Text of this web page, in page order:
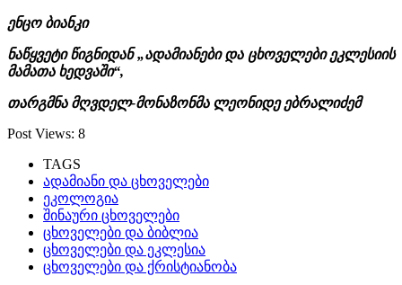
ენცო ბიანკი
ნაწყვეტი წიგნიდან „ადამიანები და ცხოველები ეკლესიის
მამათა ხედვაში“,
თარგმნა მღვდელ-მონაზონმა ლეონიდე ებრალიძემ
Post Views: 8
TAGS
ადამიანი და ცხოველები
ეკოლოგია
შინაური ცხოველები
ცხოველები და ბიბლია
ცხოველები და ეკლესია
ცხოველები და ქრისტიანობა